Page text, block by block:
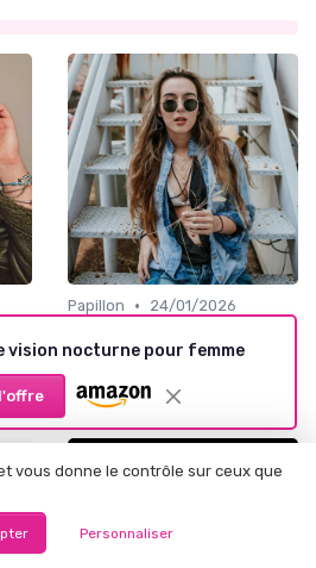
Papillon •
24/01/2026
monture de lunettes
vous ressemble
vision nocturne pour femme
vous donne le contrôle sur ceux que
Personnaliser